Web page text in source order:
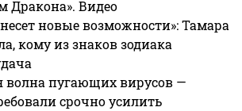
Дракона». Видео
новые возможности»: Тамара
кому из знаков зодиака
волна пугающих вирусов —
срочно усилить